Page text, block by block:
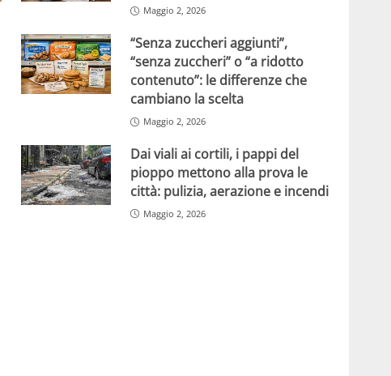
Maggio 2, 2026
“Senza zuccheri aggiunti”,
“senza zuccheri” o “a ridotto
contenuto”: le differenze che
cambiano la scelta
Maggio 2, 2026
Dai viali ai cortili, i pappi del
pioppo mettono alla prova le
città: pulizia, aerazione e incendi
Maggio 2, 2026